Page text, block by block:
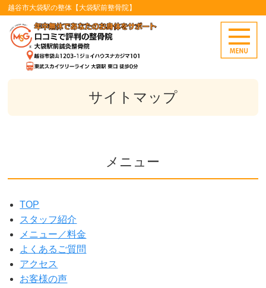
越谷市大袋駅の整体【大袋駅前整骨院】
サイトマップ
メニュー
TOP
スタッフ紹介
メニュー／料金
よくあるご質問
アクセス
お客様の声